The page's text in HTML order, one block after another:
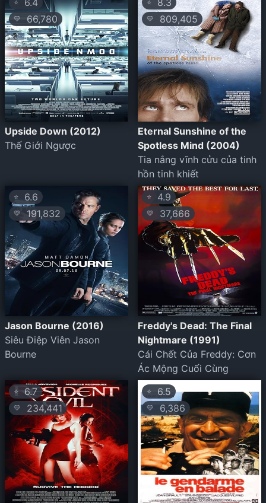
⭐ 6.4
💛 66,780
Upside Down (2012)
Thế Giới Ngược
⭐ 8.3
💛 809,405
Eternal Sunshine of the
Spotless Mind (2004)
Tia nắng vĩnh cửu của tinh
hồn tinh khiết
⭐ 6.6
💛 191,832
Jason Bourne (2016)
Siêu Điệp Viên Jason
Bourne
⭐ 4.9
💛 37,666
Freddy's Dead: The Final
Nightmare (1991)
Cái Chết Của Freddy: Cơn
Ác Mộng Cuối Cùng
⭐ 6.7
💛 234,441
⭐ 6.5
💛 6,386